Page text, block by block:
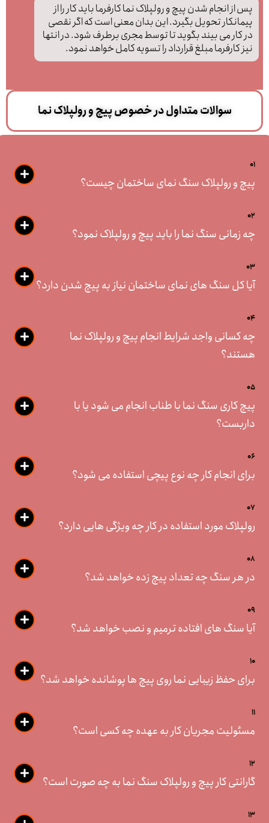
پس از انجام شدن پیچ و رولپلاک نما کارفرما باید کار را از
پیمانکار تحویل بگیرد. این بدان معنی است که اگر نقصی
در کار می بیند بگوید تا توسط مجری برطرف شود. در انتها
نیز کارفرما مبلغ قرارداد را تسویه کامل خواهد نمود.
سوالات متداول در خصوص پیچ و رولپلاک نما
01
پیچ و رولپلاک سنگ نمای ساختمان چیست؟
02
چه زمانی سنگ نما را باید پیچ و رولپلاک نمود؟
03
آیا کل سنگ های نمای ساختمان نیاز به پیچ شدن دارد؟
04
چه کسانی واجد شرایط انجام پیچ و رولپلاک نما
هستند؟
05
پیچ کاری سنگ نما با طناب انجام می شود یا با
داربست؟
06
برای انجام کار چه نوع پیچی استفاده می شود؟
07
رولپلاک مورد استفاده در کار چه ویژگی هایی دارد؟
08
در هر سنگ چه تعداد پیچ زده خواهد شد؟
09
آیا سنگ های افتاده ترمیم و نصب خواهد شد؟
10
برای حفظ زیبایی نما روی پیچ ها پوشانده خواهد شد؟
11
مسئولیت مجریان کار به عهده چه کسی است؟
12
گارانتی کار پیچ و رولپلاک سنگ نما به چه صورت است؟
13